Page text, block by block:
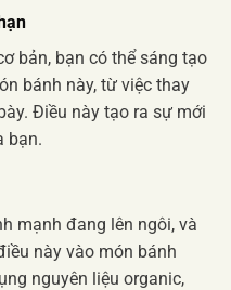
bản, bạn có thể sáng tạo
bánh này, từ việc thay
Điều này tạo ra sự mới
bạn.
mạnh đang lên ngôi, và
này vào món bánh
nguyên liệu organic,